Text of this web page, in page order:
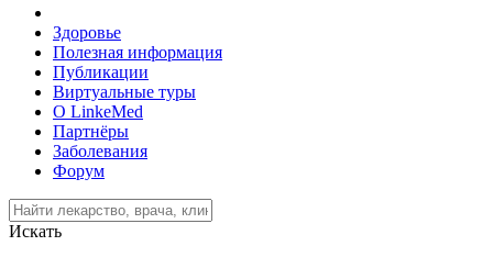
Здоровье
Полезная информация
Публикации
Виртуальные туры
О LinkeMed
Партнёры
Заболевания
Форум
Искать